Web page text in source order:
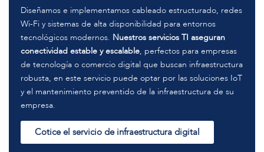
Diseñamos e implementamos cableado estructurado, redes
Wi-Fi y sistemas de alta disponibilidad para entornos
tecnológicos modernos. Nuestros servicios TI aseguran
conectividad estable y escalable, perfectos para empresas
de tecnología o comercio digital que buscan infraestructura
robusta, en este servicio puede optar por las soluciones IoT
y el mantenimiento preventido de la infraestructura de su
empresa.
Cotice el servicio de infraestructura digital